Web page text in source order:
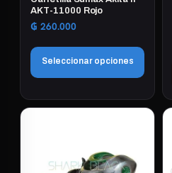
AKT-11000 Rojo
₲ 260.000
Seleccionar opciones
Este
producto
variantes.